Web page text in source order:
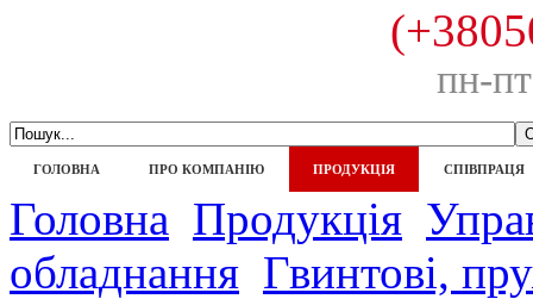
пн-
ГОЛОВНА ПРО КОМПАНІЮ ПРОДУКЦІЯ СПІВПРАЦЯ
Головна Продукція
обладнання Гвинтові,